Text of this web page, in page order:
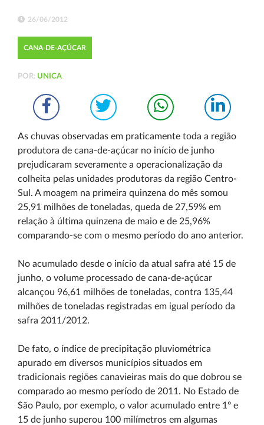
26/06/2012
CANA-DE-AÇÚCAR
POR: UNICA
As chuvas observadas em praticamente toda a região
produtora de cana-de-açúcar no início de junho
prejudicaram severamente a operacionalização da
colheita pelas unidades produtoras da região Centro-
Sul. A moagem na primeira quinzena do mês somou
25,91 milhões de toneladas, queda de 27,59% em
relação à última quinzena de maio e de 25,96%
comparando-se com o mesmo período do ano anterior.
No acumulado desde o início da atual safra até 15 de
junho, o volume processado de cana-de-açúcar
alcançou 96,61 milhões de toneladas, contra 135,44
milhões de toneladas registradas em igual período da
safra 2011/2012.
De fato, o índice de precipitação pluviométrica
apurado em diversos municípios situados em
tradicionais regiões canavieiras mais do que dobrou se
comparado ao mesmo período de 2011. No Estado de
São Paulo, por exemplo, o valor acumulado entre 1º e
15 de junho superou 100 milímetros em algumas